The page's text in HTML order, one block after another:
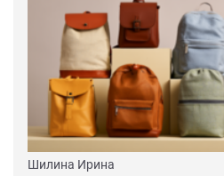
Шилина Ирина